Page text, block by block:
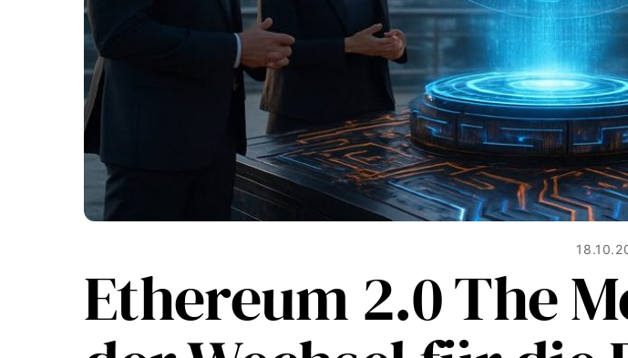
Ethereum 2.0 The